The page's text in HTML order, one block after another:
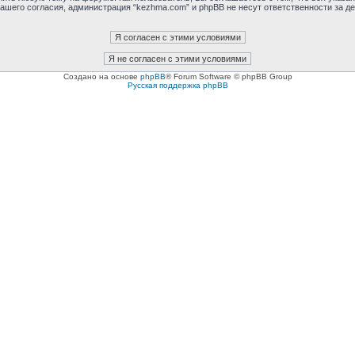
согласия, администрация “kezhma.com” и phpBB не несут ответственности за
Создано на основе phpBB® Forum Software © phpBB Group
Русская поддержка phpBB